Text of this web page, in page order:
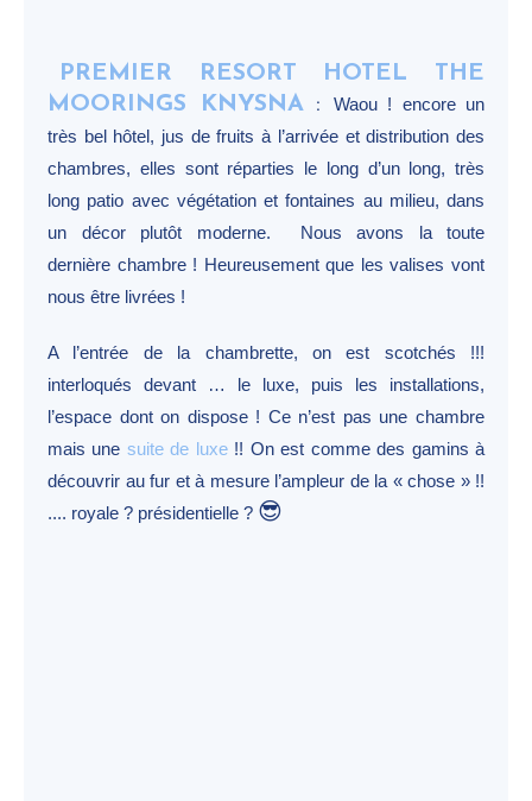
PREMIER RESORT HOTEL THE
MOORINGS KNYSNA:
Waou ! encore un
très bel hôtel, jus de fruits à l’arrivée et distribution des
chambres, elles sont réparties le long d’un long, très
long patio avec végétation et fontaines au milieu, dans
un décor plutôt moderne. Nous avons la toute
dernière chambre ! Heureusement que les valises vont
nous être livrées !
A l’entrée de la chambrette, on est scotchés !!!
interloqués devant … le luxe, puis les installations,
l’espace dont on dispose ! Ce n’est pas une chambre
mais une suite de luxe!! On est comme des gamins à
découvrir au fur et à mesure l’ampleur de la « chose » !!
.... royale ? présidentielle ? 😎